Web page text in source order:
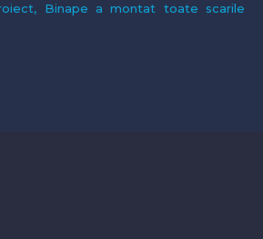
Binape a montat toate scarile